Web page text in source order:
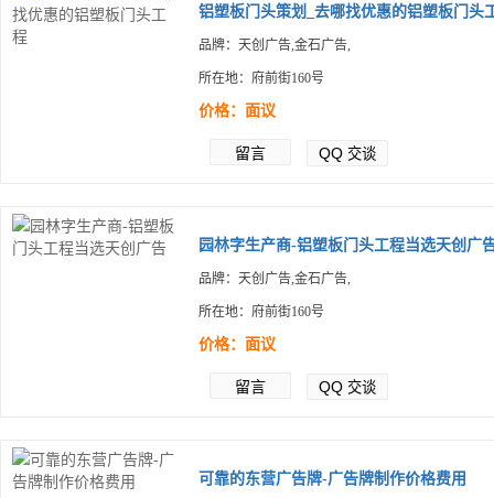
铝塑板门头策划_去哪找优惠的铝塑板门头
品牌：天创广告,金石广告,
所在地：府前街160号
价格：面议
留言 QQ 交谈
园林字生产商-铝塑板门头工程当选天创广
品牌：天创广告,金石广告,
所在地：府前街160号
价格：面议
留言 QQ 交谈
可靠的东营广告牌-广告牌制作价格费用